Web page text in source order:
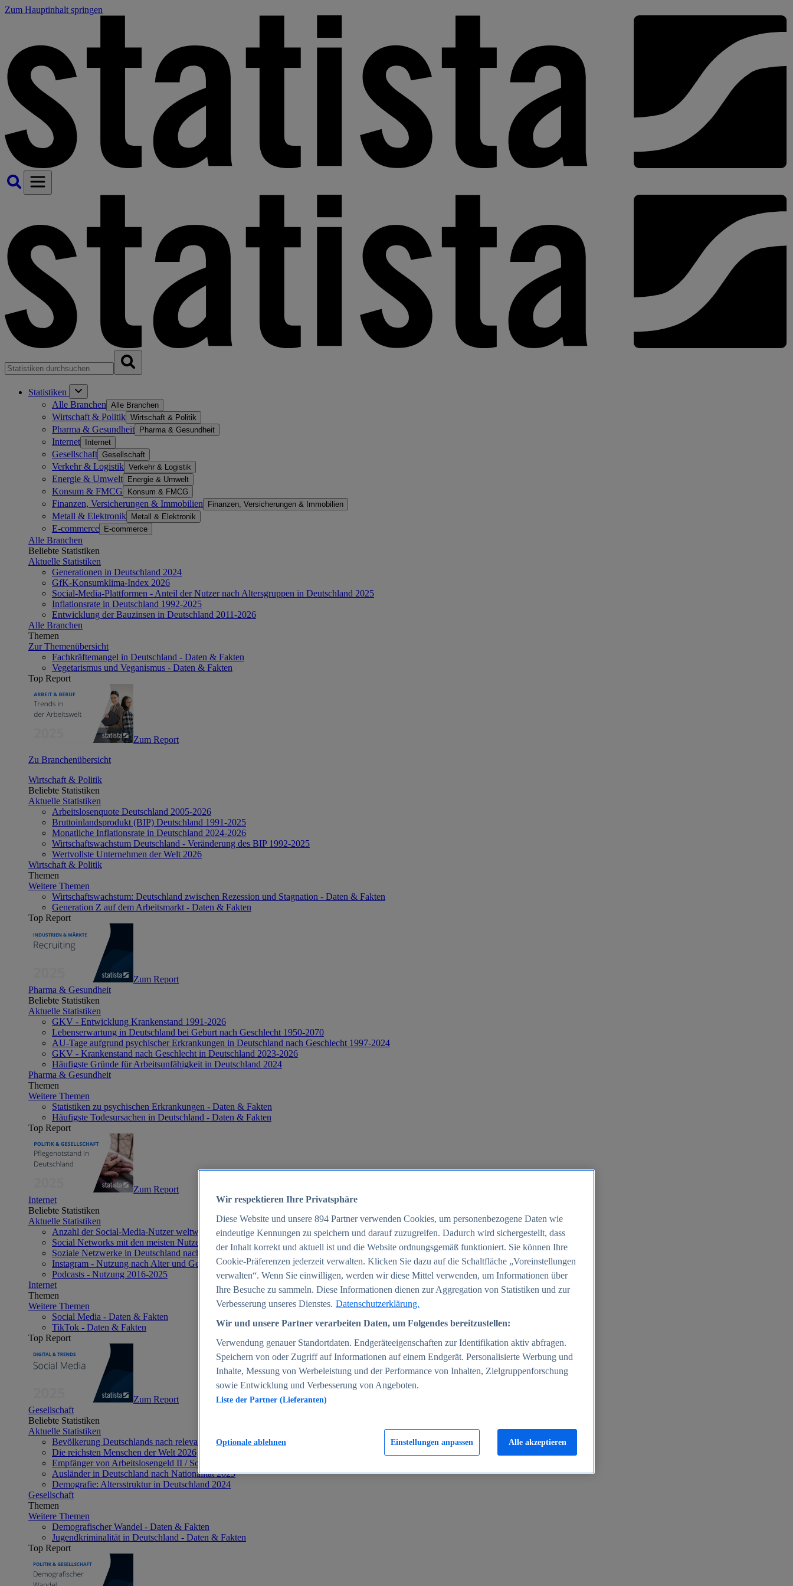
Zum Hauptinhalt springen
Statistiken
Alle Branchen Alle Branchen
Wirtschaft & Politik Wirtschaft & Politik
Pharma & Gesundheit Pharma & Gesundheit
Internet Internet
Gesellschaft Gesellschaft
Verkehr & Logistik Verkehr & Logistik
Energie & Umwelt Energie & Umwelt
Konsum & FMCG Konsum & FMCG
Finanzen, Versicherungen & Immobilien Finanzen, Versicherungen & Immobilien
Metall & Elektronik Metall & Elektronik
E-commerce E-commerce
Alle Branchen
Beliebte Statistiken
Aktuelle Statistiken
Generationen in Deutschland 2024
GfK-Konsumklima-Index 2026
Social-Media-Plattformen - Anteil der Nutzer nach Altersgruppen in Deutschland 2025
Inflationsrate in Deutschland 1992-2025
Entwicklung der Bauzinsen in Deutschland 2011-2026
Alle Branchen
Themen
Zur Themenübersicht
Fachkräftemangel in Deutschland - Daten & Fakten
Vegetarismus und Veganismus - Daten & Fakten
Top Report
Zum Report
Zu Branchenübersicht
Wirtschaft & Politik
Beliebte Statistiken
Aktuelle Statistiken
Arbeitslosenquote Deutschland 2005-2026
Bruttoinlandsprodukt (BIP) Deutschland 1991-2025
Monatliche Inflationsrate in Deutschland 2024-2026
Wirtschaftswachstum Deutschland - Veränderung des BIP 1992-2025
Wertvollste Unternehmen der Welt 2026
Wirtschaft & Politik
Themen
Weitere Themen
Wirtschaftswachstum: Deutschland zwischen Rezession und Stagnation - Daten & Fakten
Generation Z auf dem Arbeitsmarkt - Daten & Fakten
Top Report
Zum Report
Pharma & Gesundheit
Beliebte Statistiken
Aktuelle Statistiken
GKV - Entwicklung Krankenstand 1991-2026
Lebenserwartung in Deutschland bei Geburt nach Geschlecht 1950-2070
AU-Tage aufgrund psychischer Erkrankungen in Deutschland nach Geschlecht 1997-2024
GKV - Krankenstand nach Geschlecht in Deutschland 2023-2026
Häufigste Gründe für Arbeitsunfähigkeit in Deutschland 2024
Pharma & Gesundheit
Themen
Weitere Themen
Statistiken zu psychischen Erkrankungen - Daten & Fakten
Häufigste Todesursachen in Deutschland - Daten & Fakten
Top Report
Zum Report
Internet
Beliebte Statistiken
Aktuelle Statistiken
Anzahl der Social-Media-Nutzer weltweit 2012-2025
Social Networks mit den meisten Nutzern weltweit 2025
Soziale Netzwerke in Deutschland nach Generationen 2025
Instagram - Nutzung nach Alter und Geschlecht in Deutschland 2025
Podcasts - Nutzung 2016-2025
Internet
Themen
Weitere Themen
Social Media - Daten & Fakten
TikTok - Daten & Fakten
Top Report
Zum Report
Gesellschaft
Beliebte Statistiken
Aktuelle Statistiken
Bevölkerung Deutschlands nach relevanten Altersgruppen 2024
Die reichsten Menschen der Welt 2026
Empfänger von Arbeitslosengeld II / Sozialgeld / Bürgergeld in Deutschland 2005-2025
Ausländer in Deutschland nach Nationalität 2025
Demografie: Altersstruktur in Deutschland 2024
Gesellschaft
Themen
Weitere Themen
Demografischer Wandel - Daten & Fakten
Jugendkriminalität in Deutschland - Daten & Fakten
Top Report
Wir respektieren Ihre Privatsphäre
Diese Website und unsere 894 Partner verwenden Cookies, um personenbezogene Daten wie
eindeutige Kennungen zu speichern und darauf zuzugreifen. Dadurch wird sichergestellt, dass
der Inhalt korrekt und aktuell ist und die Website ordnungsgemäß funktioniert. Sie können Ihre
Cookie-Präferenzen jederzeit verwalten. Klicken Sie dazu auf die Schaltfläche „Voreinstellungen
verwalten“. Wenn Sie einwilligen, werden wir diese Mittel verwenden, um Informationen über
Ihre Besuche zu sammeln. Diese Informationen dienen zur Aggregation von Statistiken und zur
Verbesserung unseres Dienstes. Datenschutzerklärung.
Wir und unsere Partner verarbeiten Daten, um Folgendes bereitzustellen:
Verwendung genauer Standortdaten. Endgeräteeigenschaften zur Identifikation aktiv abfragen.
Speichern von oder Zugriff auf Informationen auf einem Endgerät. Personalisierte Werbung und
Inhalte, Messung von Werbeleistung und der Performance von Inhalten, Zielgruppenforschung
sowie Entwicklung und Verbesserung von Angeboten.
Liste der Partner (Lieferanten)
Einstellungen anpassen
Optionale ablehnen Alle akzeptieren